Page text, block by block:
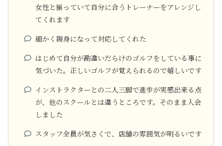
女性と揃っていて自分に合うトレーナーをアレンジし
てくれます
細かく親身になって対応してくれた
はじめて自分が勘違いだらけのゴルフをしている事に
気づいた。正しいゴルフが覚えられるので嬉しいです
インストラクターとの二人三脚で進歩が実感出来る点
が、他のスクールとは違うところです。そのまま入会
しました
スタッフ全員が気さくで、店舗の雰囲気が明るいです